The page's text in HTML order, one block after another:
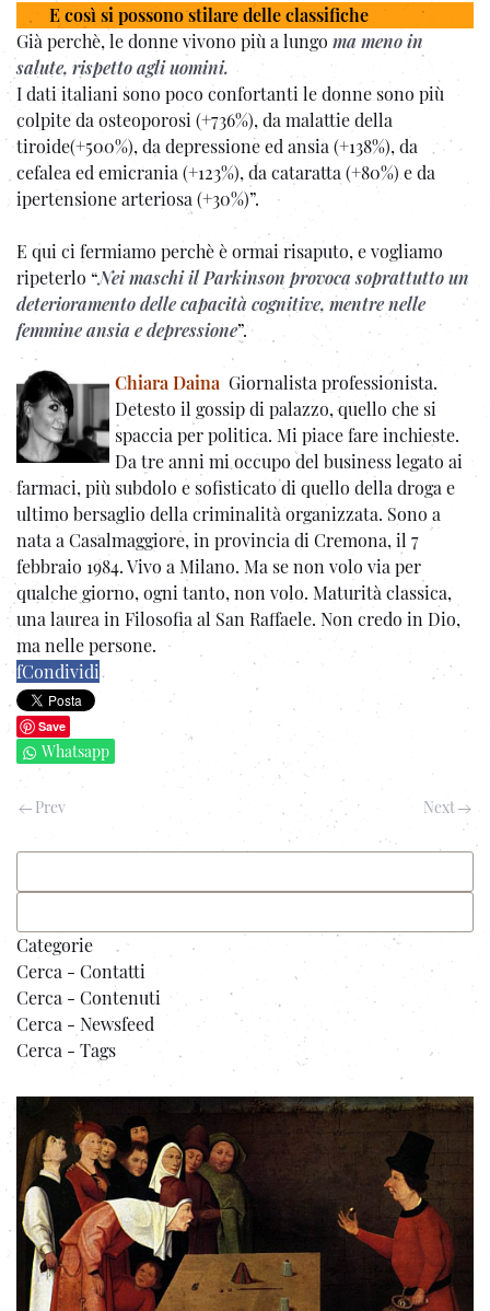
E così si possono stilare delle classifiche
Già perchè, le donne vivono più a lungo ma meno in
salute, rispetto agli uomini.
I dati italiani sono poco confortanti le donne sono più
colpite da osteoporosi (+736%), da malattie della
tiroide(+500%), da depressione ed ansia (+138%), da
cefalea ed emicrania (+123%), da cataratta (+80%) e da
ipertensione arteriosa (+30%)”.
E qui ci fermiamo perchè è ormai risaputo, e vogliamo
ripeterlo “Nei maschi il Parkinson provoca soprattutto un
deterioramento delle capacità cognitive, mentre nelle
femmine ansia e depressione”.
Chiara Daina Giornalista professionista.
Detesto il gossip di palazzo, quello che si
spaccia per politica. Mi piace fare inchieste.
Da tre anni mi occupo del business legato ai
farmaci, più subdolo e sofisticato di quello della droga e
ultimo bersaglio della criminalità organizzata. Sono a
nata a Casalmaggiore, in provincia di Cremona, il 7
febbraio 1984. Vivo a Milano. Ma se non volo via per
qualche giorno, ogni tanto, non volo. Maturità classica,
una laurea in Filosofia al San Raffaele. Non credo in Dio,
ma nelle persone.
fCondividi
Save
Whatsapp
Prev Next
Categorie
Cerca - Contatti
Cerca - Contenuti
Cerca - Newsfeed
Cerca - Tags